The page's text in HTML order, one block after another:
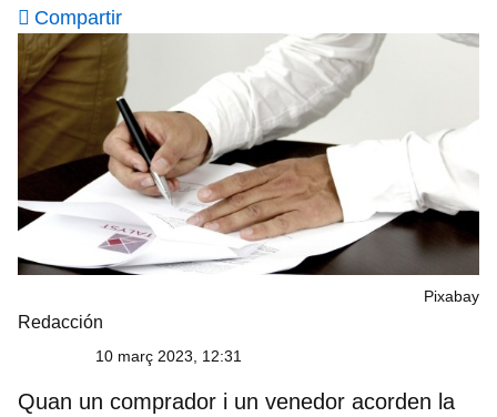
Compartir
Pixabay
Redacción
10 març 2023, 12:31
Quan un comprador i un venedor acorden la